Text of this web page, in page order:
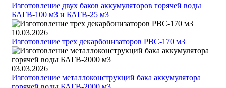
Изготовление двух баков аккумуляторов горячей воды
БАГВ-100 м3 и БАГВ-25 м3
10.03.2026
Изготовление трех декарбонизаторов РВС-170 м3
03.03.2026
Изготовление металлоконструкций бака аккумулятора